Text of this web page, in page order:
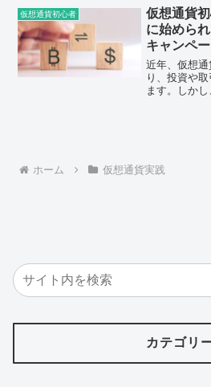
からない」
ません。そ
仮想通貨初心者
仮想通貨
に始めら
キャンペ
近年、仮想通
り、投資や
ます。しか
ホーム 仮想通貨実践
カテゴリ